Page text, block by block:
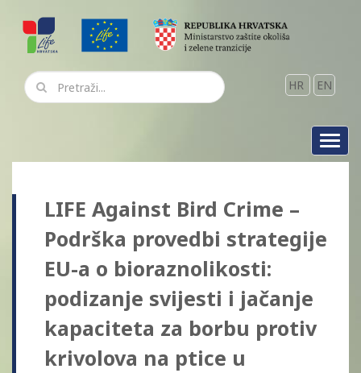
HR EN
LIFE Against Bird Crime –
Podrška provedbi strategije
EU-a o bioraznolikosti:
podizanje svijesti i jačanje
kapaciteta za borbu protiv
krivolova na ptice u